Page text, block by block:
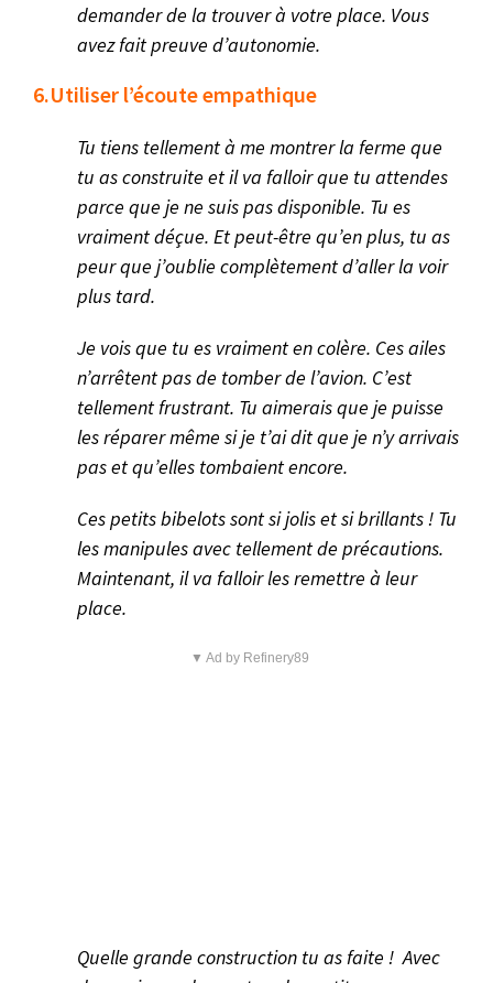
demander de la trouver à votre place. Vous
avez fait preuve d’autonomie.
6.Utiliser l’écoute empathique
Tu tiens tellement à me montrer la ferme que
tu as construite et il va falloir que tu attendes
parce que je ne suis pas disponible. Tu es
vraiment déçue. Et peut-être qu’en plus, tu as
peur que j’oublie complètement d’aller la voir
plus tard.
Je vois que tu es vraiment en colère. Ces ailes
n’arrêtent pas de tomber de l’avion. C’est
tellement frustrant. Tu aimerais que je puisse
les réparer même si je t’ai dit que je n’y arrivais
pas et qu’elles tombaient encore.
Ces petits bibelots sont si jolis et si brillants ! Tu
les manipules avec tellement de précautions.
Maintenant, il va falloir les remettre à leur
place.
▼ Ad by Refinery89
Quelle grande construction tu as faite ! Avec